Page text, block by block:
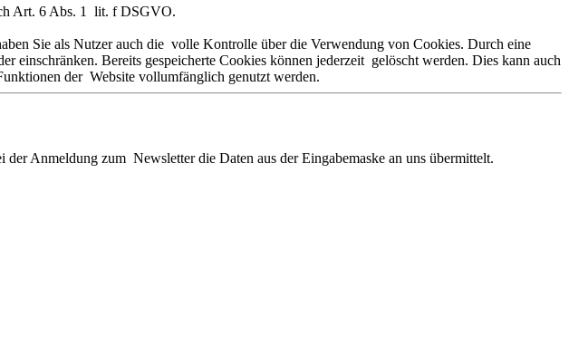
Art. 6 Abs. 1 lit. f DSGVO.
Sie als Nutzer auch die volle Kontrolle über die Verwendung von Cookies. Durch eine
Bereits gespeicherte Cookies können jederzeit gelöscht werden. Dies kann auch
der Website vollumfänglich genutzt werden.
Anmeldung zum Newsletter die Daten aus der Eingabemaske an uns übermittelt.